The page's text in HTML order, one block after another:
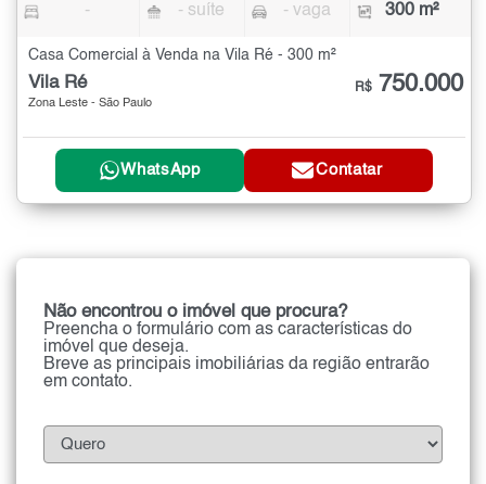
- - suíte - vaga 300 m²
Casa Comercial à Venda na Vila Ré - 300 m²
Vila Ré
Zona Leste - São Paulo
R$ 750.000
WhatsApp Contatar
Não encontrou o imóvel que procura?
Preencha o formulário com as características do
imóvel que deseja.
Breve as principais imobiliárias da região entrarão
em contato.